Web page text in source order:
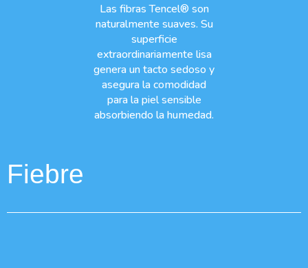
Las fibras Tencel® son
naturalmente suaves. Su
superficie
extraordinariamente lisa
genera un tacto sedoso y
asegura la comodidad
para la piel sensible
absorbiendo la humedad.
Fiebre